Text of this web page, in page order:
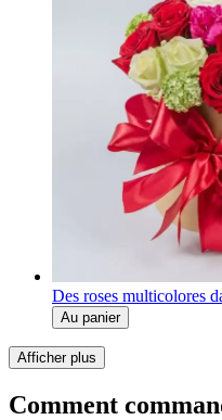
Des roses multicolores
Au panier
Afficher plus
Comment